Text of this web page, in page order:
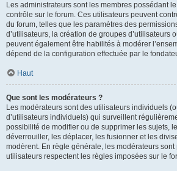
Les administrateurs sont les membres possédant
contrôle sur le forum. Ces utilisateurs peuvent
du forum, telles que les paramètres des
d’utilisateurs, la création de groupes d’utilisateurs
peuvent également être habilités à modérer
dépend de la configuration effectuée par le
Haut
Que sont les modérateurs ?
Les modérateurs sont des utilisateurs individuels
d’utilisateurs individuels) qui surveillent
possibilité de modifier ou de supprimer les sujets,
déverrouiller, les déplacer, les fusionner et les
modèrent. En règle générale, les modérateurs
utilisateurs respectent les règles imposées sur le